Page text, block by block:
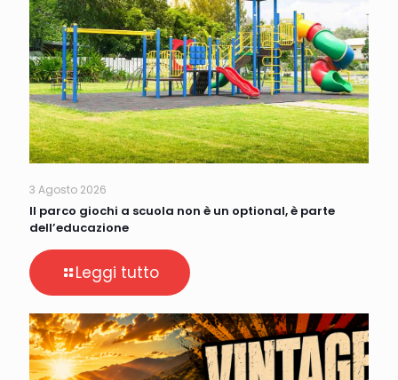
3 Agosto 2026
Il parco giochi a scuola non è un optional, è parte
dell’educazione
Leggi tutto